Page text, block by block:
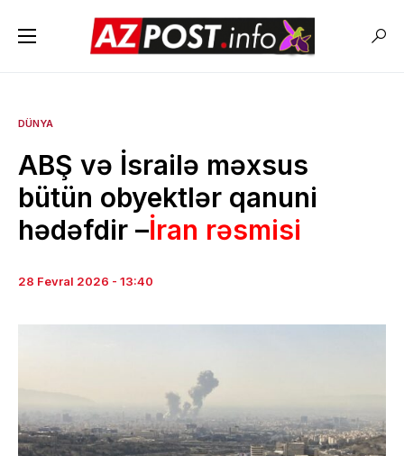
DÜNYA
ABŞ və İsrailə məxsus
bütün obyektlər qanuni
hədəfdir –İran rəsmisi
28 Fevral 2026 - 13:40